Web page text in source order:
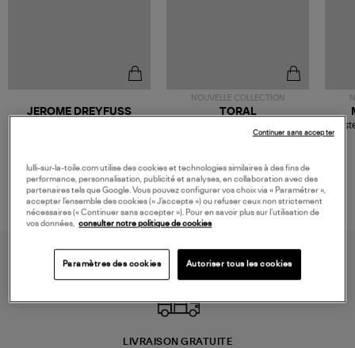
JEROME DREYFUSS
NOUVELLE COLLECTION
189,00 €
TORAL
Mousse
LIVRAISON GRATUITE
lulli-sur-la-toile.com utilise des cookies et technologies similaires à des fins de
performance, personnalisation, publicité et analyses, en collaboration avec des
partenaires tels que Google. Vous pouvez configurer vos choix via « Paramétrer »,
accepter l’ensemble des cookies (« J’accepte ») ou refuser ceux non strictement
nécessaires (« Continuer sans accepter »). Pour en savoir plus sur l’utilisation de
vos données, consulter notre politique de cookies
Paramètres des cookies Autoriser tous les cookies
Continuer sans accepter